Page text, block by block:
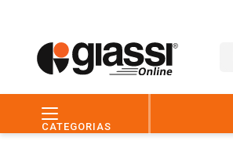
CATEGORIAS